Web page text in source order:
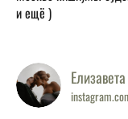
и ещё )